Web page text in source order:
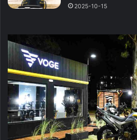
2025-10-15